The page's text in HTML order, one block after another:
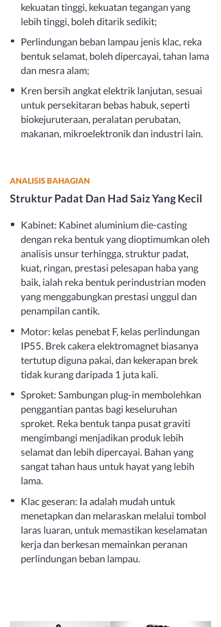
kekuatan tinggi, kekuatan tegangan yang
lebih tinggi, boleh ditarik sedikit;
Perlindungan beban lampau jenis klac, reka
bentuk selamat, boleh dipercayai, tahan lama
dan mesra alam;
Kren bersih angkat elektrik lanjutan, sesuai
untuk persekitaran bebas habuk, seperti
biokejuruteraan, peralatan perubatan,
makanan, mikroelektronik dan industri lain.
ANALISIS BAHAGIAN
Struktur Padat Dan Had Saiz Yang Kecil
Kabinet: Kabinet aluminium die-casting
dengan reka bentuk yang dioptimumkan oleh
analisis unsur terhingga, struktur padat,
kuat, ringan, prestasi pelesapan haba yang
baik, ialah reka bentuk perindustrian moden
yang menggabungkan prestasi unggul dan
penampilan cantik.
Motor: kelas penebat F, kelas perlindungan
IP55. Brek cakera elektromagnet biasanya
tertutup diguna pakai, dan kekerapan brek
tidak kurang daripada 1 juta kali.
Sproket: Sambungan plug-in membolehkan
penggantian pantas bagi keseluruhan
sproket. Reka bentuk tanpa pusat graviti
mengimbangi menjadikan produk lebih
selamat dan lebih dipercayai. Bahan yang
sangat tahan haus untuk hayat yang lebih
lama.
Klac geseran: Ia adalah mudah untuk
menetapkan dan melaraskan melalui tombol
laras luaran, untuk memastikan keselamatan
kerja dan berkesan memainkan peranan
perlindungan beban lampau.